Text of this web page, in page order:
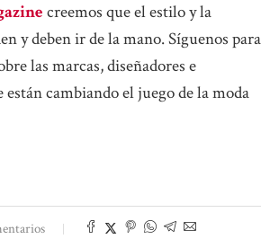
creemos que el estilo y la
y deben ir de la mano. Síguenos para
las marcas, diseñadores e
cambiando el juego de la moda